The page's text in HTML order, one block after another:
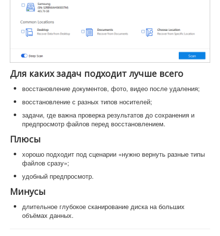
Для каких задач подходит лучше всего
восстановление документов, фото, видео после удаления;
восстановление с разных типов носителей;
задачи, где важна проверка результатов до сохранения и
предпросмотр файлов перед восстановлением.
Плюсы
хорошо подходит под сценарии «нужно вернуть разные типы
файлов сразу»;
удобный предпросмотр.
Минусы
длительное глубокое сканирование диска на больших
объёмах данных.